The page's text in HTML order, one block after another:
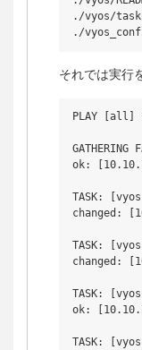
./vyos/
それでは実行
PLAY
ok:
TASK:
changed:
TASK:
changed:
TASK:
ok:
TASK: